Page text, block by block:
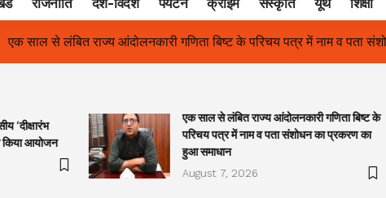
राजनीति देश-विदेश पर्यटन क्राइम संस्कृति यूथ शिक्षा
बिष्ट के परिचय पत्र में नाम व पता संशोधन का प्रकरण का हुआ समाधान
‘दीक्षारंभ
किया आयोजन
एक साल से लंबित राज्य आंदोलनकारी गणिता बिष्ट के
परिचय पत्र में नाम व पता संशोधन का प्रकरण का
हुआ समाधान
August 7, 2026